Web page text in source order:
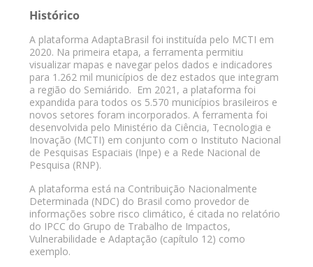
Histórico
A plataforma AdaptaBrasil foi instituída pelo MCTI em
2020. Na primeira etapa, a ferramenta permitiu
visualizar mapas e navegar pelos dados e indicadores
para 1.262 mil municípios de dez estados que integram
a região do Semiárido. Em 2021, a plataforma foi
expandida para todos os 5.570 municípios brasileiros e
novos setores foram incorporados. A ferramenta foi
desenvolvida pelo Ministério da Ciência, Tecnologia e
Inovação (MCTI) em conjunto com o Instituto Nacional
de Pesquisas Espaciais (Inpe) e a Rede Nacional de
Pesquisa (RNP).
A plataforma está na Contribuição Nacionalmente
Determinada (NDC) do Brasil como provedor de
informações sobre risco climático, é citada no relatório
do IPCC do Grupo de Trabalho de Impactos,
Vulnerabilidade e Adaptação (capítulo 12) como
exemplo.